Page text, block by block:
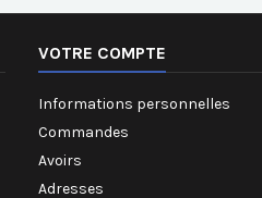
VOTRE COMPTE
Informations personnelles
Commandes
Avoirs
Adresses